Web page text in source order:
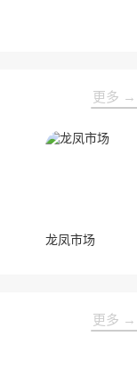
更多 →
龙凤市场
更多 →